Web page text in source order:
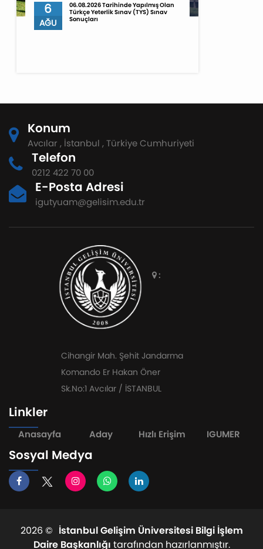
6
AĞU
06.08.2026 Tarihinde Yapılmış Olan
Türkçe Yeterlik Sınav (TYS) Sınav
Sonuçları
Konum
Avcılar , İstanbul , Türkiye Cumhuriyeti
Telefon
0212 422 70 00
E-Posta Adresi
igutyuam@gelisim.edu.tr
:
Cihangir Mah. Şehit Jandarma
Komando Er Hakan Öner
Sk.No:1 Avcılar / İSTANBUL
Linkler
Anasayfa Aday Hızlı Erişim IGUMER
Sosyal Medya
2026 © İstanbul Gelişim Üniversitesi Bilgi İşlem
Daire Başkanlığı tarafından hazırlanmıştır.